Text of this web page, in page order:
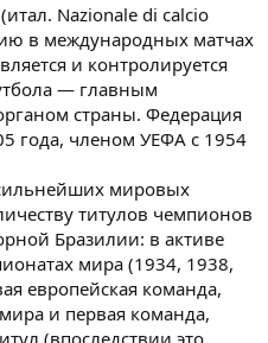
Nazionale di calcio
в международных матчах
и контролируется
— главным
страны. Федерация
года, членом УЕФА с 1954
мировых
титулов чемпионов
Бразилии: в активе
мира (1934, 1938,
европейская команда,
и первая команда,
(впоследствии это